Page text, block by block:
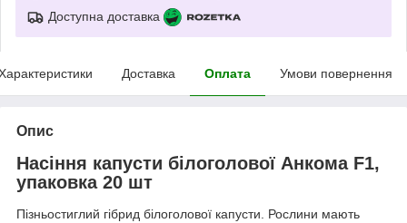
Доступна доставка
Доставка Оплата Умови повернення
Опис
Насіння капусти білоголової Анкома F1,
упаковка 20 шт
Пізньостиглий гібрид білоголової капусти. Рослини мають